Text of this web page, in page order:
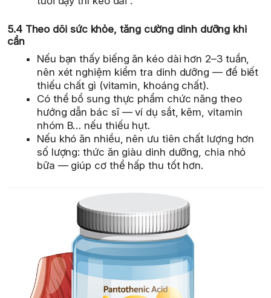
5.4 Theo dõi sức khỏe, tăng cường dinh dưỡng khi
cần
Nếu bạn thấy biếng ăn kéo dài hơn 2–3 tuần,
nên xét nghiệm kiểm tra dinh dưỡng — để biết
thiếu chất gì (vitamin, khoáng chất).
Có thể bổ sung thực phẩm chức năng theo
hướng dẫn bác sĩ — ví dụ sắt, kẽm, vitamin
nhóm B… nếu thiếu hụt.
Nếu khó ăn nhiều, nên ưu tiên chất lượng hơn
số lượng: thức ăn giàu dinh dưỡng, chia nhỏ
bữa — giúp cơ thể hấp thu tốt hơn.